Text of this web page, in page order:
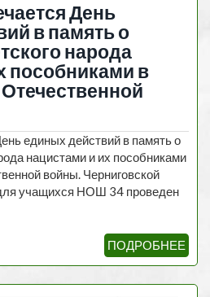
День
в память о
народа
пособниками в
единых действий в память о
нацистами и их пособниками
войны. Черниговской
учащихся НОШ 34 проведен
ПОДРОБНЕЕ